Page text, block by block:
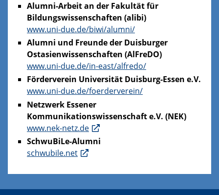
Alumni-Arbeit an der Fakultät für
Bildungswissenschaften (alibi)
www.uni-due.de/biwi/alumni/
Alumni und Freunde der Duisburger
Ostasienwissenschaften (AlFreDO)
www.uni-due.de/in-east/alfredo/
Förderverein Universität Duisburg-Essen e.V.
www.uni-due.de/foerderverein/
Netzwerk Essener
Kommunikationswissenschaft e.V. (NEK)
www.nek-netz.de
SchwuBiLe-Alumni
schwubile.net